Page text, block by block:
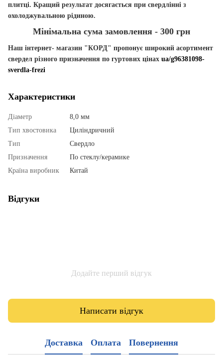
плитці. Кращий результат досягається при свердлінні з
охолоджувальною рідиною.
Мінімальна сума замовлення - 300 грн
Наш інтернет- магазин "КОРД" пропонує широкий асортимент
свердел різного призначення по гуртових цінах ua/g96381098-
sverdla-frezi
Характеристики
Діаметр
8,0 мм
Тип хвостовика
Циліндричний
Тип
Свердло
Призначення
По стеклу/керамике
Країна виробник
Китай
Відгуки
Додайте перший відгук
Написати відгук
Доставка Оплата Повернення